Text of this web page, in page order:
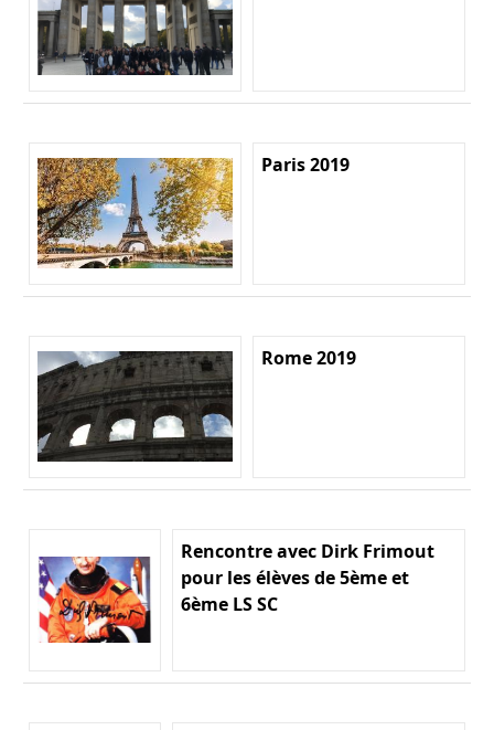
Paris 2019
Rome 2019
Rencontre avec Dirk Frimout
pour les élèves de 5ème et
6ème LS SC